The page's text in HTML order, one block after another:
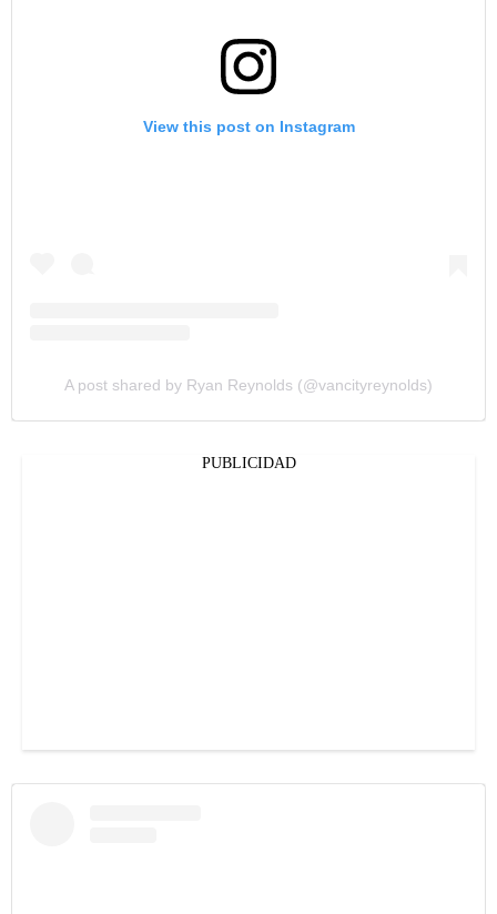
View this post on Instagram
A post shared by Ryan Reynolds (@vancityreynolds)
PUBLICIDAD